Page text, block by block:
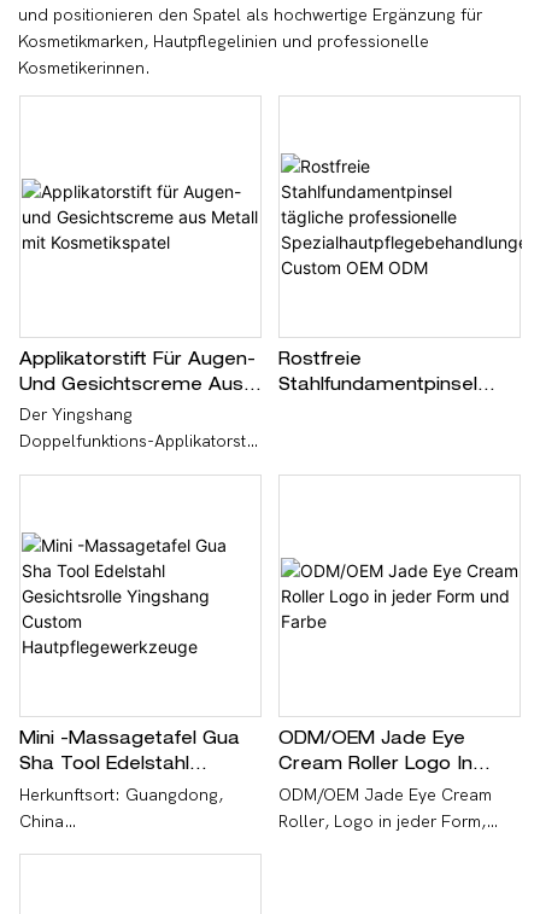
und positionieren den Spatel als hochwertige Ergänzung für
Kosmetikmarken, Hautpflegelinien und professionelle
Kosmetikerinnen.
Applikatorstift Für Augen-
Und Gesichtscreme Aus
Metall Mit Kosmetikspatel
Der Yingshang
Doppelfunktions-Applikatorstift
hochwertigen Zinklegierung
mittels Präzisions-Druckguss
und integrierter
Formgebungstechnologie
hergestellt.
Rostfreie
Stahlfundamentpinsel
Mini -Massagetafel Gua
Sha Tool Edelstahl
Gesichtsrolle Yingshang
Custom
Herkunftsort: Guangdong,
China
ODM/OEM Jade Eye
Cream Roller Logo In
Jeder Form Und Farbe
ODM/OEM Jade Eye Cream
Roller, Logo in jeder Form,